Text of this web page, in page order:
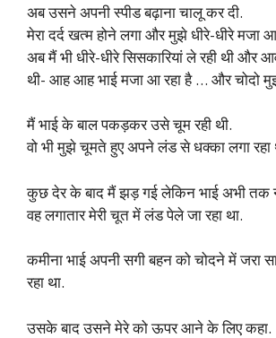
अब उसने अपनी स्पीड बढ़ाना चालू कर दी.
मेरा दर्द खत्म होने लगा और मुझे धीरे-धीरे मजा
अब मैं भी धीरे-धीरे सिसकारियां ले रही थी और
थी- आह आह भाई मजा आ रहा है … और चोदो
मैं भाई के बाल पकड़कर उसे चूम रही थी.
वो भी मुझे चूमते हुए अपने लंड से धक्का लगा रहा
कुछ देर के बाद मैं झड़ गई लेकिन भाई अभी तक
वह लगातार मेरी चूत में लंड पेले जा रहा था.
कमीना भाई अपनी सगी बहन को चोदने में जरा
रहा था.
उसके बाद उसने मेरे को ऊपर आने के लिए कहा.